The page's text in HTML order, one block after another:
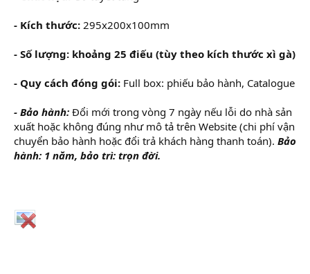
- Kích thước: 295x200x100mm
- Số lượng: khoảng 25 điếu (tùy theo kích thước xì gà)
- Quy cách đóng gói: Full box: phiếu bảo hành, Catalogue
- Bảo hành: Đổi mới trong vòng 7 ngày nếu lỗi do nhà sản
xuất hoặc không đúng như mô tả trên Website (chi phí vận
chuyển bảo hành hoặc đổi trả khách hàng thanh toán). Bảo
hành: 1 năm, bảo trì: trọn đời.